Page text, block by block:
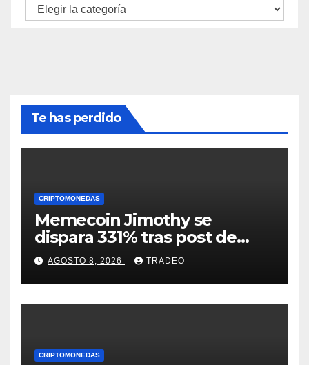
Categorías
Te has perdido
CRIPTOMONEDAS
Memecoin Jimothy se
dispara 331% tras post de
Elon Musk sobre un
mapache
AGOSTO 8, 2026 TRADEO
CRIPTOMONEDAS